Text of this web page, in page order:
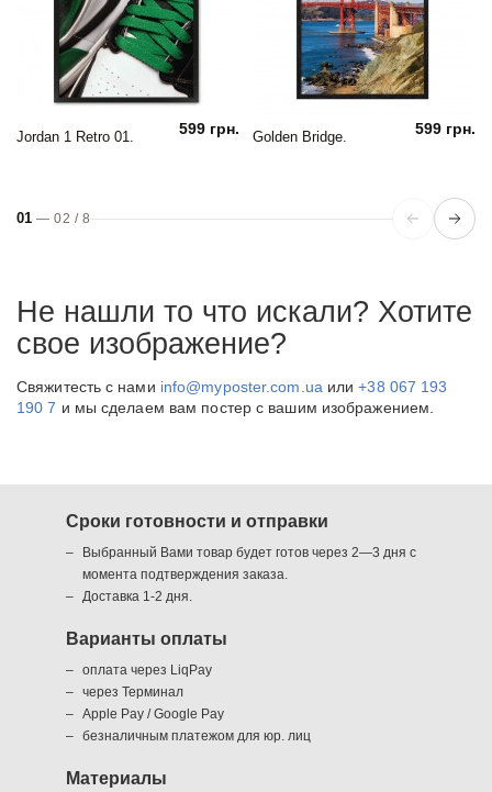
Jordan 1 Retro 01. 599 грн. Golden Bridge. 599 грн.
01 —02 / 8
Не нашли то что искали? Хотите
свое изображение?
Свяжитесть с нами info@myposter.com.ua или+38 067 193
190 7 и мы сделаем вам постер с вашим изображением.
Сроки готовности и отправки
Выбранный Вами товар будет готов через 2—3 дня с
момента подтверждения заказа.
Доставка 1-2 дня.
Варианты оплаты
оплата через LiqPay
через Терминал
Apple Pay / Google Pay
безналичным платежом для юр. лиц
Материалы